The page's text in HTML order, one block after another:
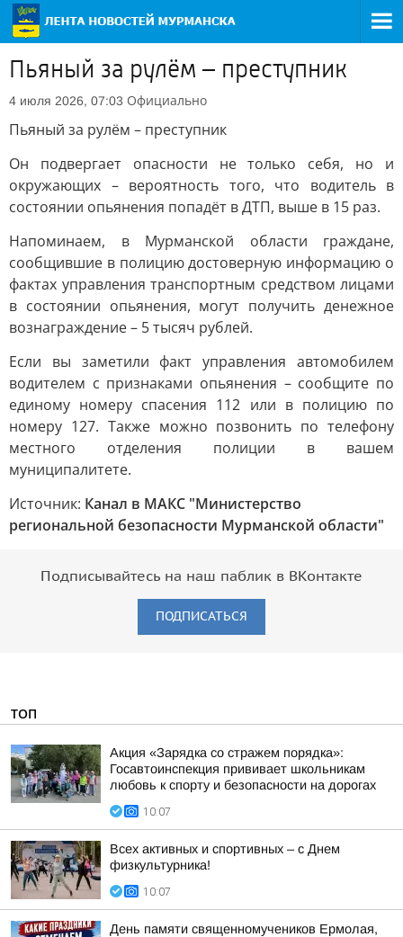
Пьяный за рулём – преступник
4 июля 2026, 07:03 Официально
Пьяный за рулём – преступник
Он подвергает опасности не только себя, но и
окружающих – вероятность того, что водитель в
состоянии опьянения попадёт в ДТП, выше в 15 раз.
Напоминаем, в Мурманской области граждане,
сообщившие в полицию достоверную информацию о
фактах управления транспортным средством лицами
в состоянии опьянения, могут получить денежное
вознаграждение – 5 тысяч рублей.
Если вы заметили факт управления автомобилем
водителем с признаками опьянения – сообщите по
единому номеру спасения 112 или в полицию по
номеру 127. Также можно позвонить по телефону
местного отделения полиции в вашем
муниципалитете.
Источник: Канал в МАКС "Министерство
региональной безопасности Мурманской области"
Подписывайтесь на наш паблик в ВКонтакте
ПОДПИСАТЬСЯ
ТОП
Акция «Зарядка со стражем порядка»:
Госавтоинспекция прививает школьникам
любовь к спорту и безопасности на дорогах
10:07
Всех активных и спортивных – с Днем
физкультурника!
10:07
День памяти священномучеников Ермолая,